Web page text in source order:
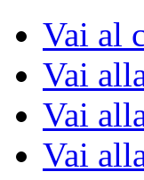
Vai al
Vai
Vai
Vai